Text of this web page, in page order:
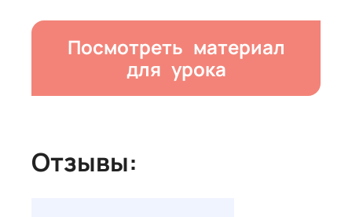
Посмотреть материал
для урока
Отзывы: